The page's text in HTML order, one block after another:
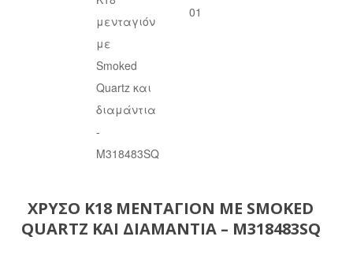
ΧΡΥΣΌ Κ18 ΜΕΝΤΑΓΙΌΝ ΜΕ SMOKED
QUARTZ ΚΑΙ ΔΙΑΜΆΝΤΙΑ – M318483SQ